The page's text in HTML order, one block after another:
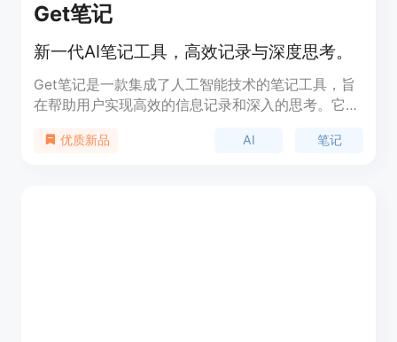
Get笔记
新一代AI笔记工具，高效记录与深度思考。
Get笔记是一款集成了人工智能技术的笔记工具，旨
在帮助用户实现高效的信息记录和深入的思考。它不
入、速记模式、专注模式等多种功能，以适应不同用
优质新品 AI 笔记